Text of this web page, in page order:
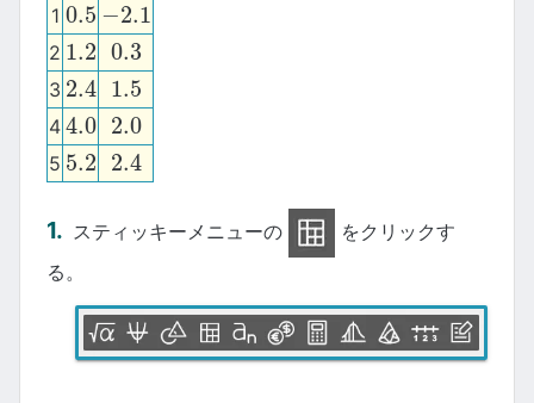
1 0.5
0.5 −2.1
−2.1
2 1.2
1.2 0.3
0.3
3 2.4
2.4 1.5
1.5
4 4.0
4.0 2.0
2.0
5 5.2
5.2 2.4
2.4
スティッキーメニューの
をクリックす
る。